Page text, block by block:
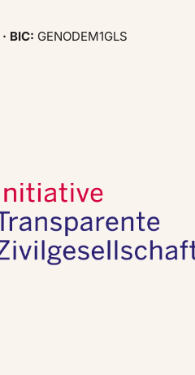
· BIC: GENODEM1GLS